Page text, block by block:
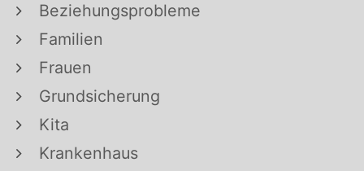
Beziehungsprobleme
Familien
Frauen
Grundsicherung
Kita
Krankenhaus